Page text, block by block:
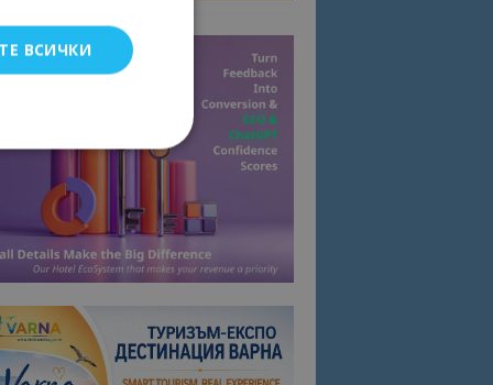
ВСИЧКИ
влизане и
съгласието
на сайта.